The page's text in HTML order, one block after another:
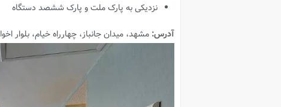
نزدیکی به پارک ملت و پارک ششصد دستگاه
آدرس: مشهد، میدان جانباز، چهارراه خیام، بلوار